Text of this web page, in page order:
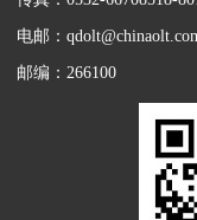
电邮：
邮编：266100